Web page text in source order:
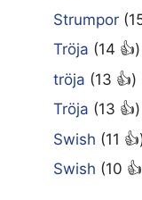
Strumpor
Tröja (14 👍)
tröja (13 👍)
Tröja (13 👍)
Swish (11
Swish (10